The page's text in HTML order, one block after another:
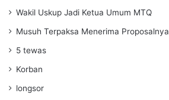
Wakil Uskup Jadi Ketua Umum MTQ
Musuh Terpaksa Menerima Proposalnya
5 tewas
Korban
longsor